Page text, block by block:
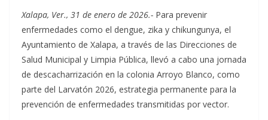
Xalapa, Ver., 31 de enero de 2026.- Para prevenir
enfermedades como el dengue, zika y chikungunya, el
Ayuntamiento de Xalapa, a través de las Direcciones de
Salud Municipal y Limpia Pública, llevó a cabo una jornada
de descacharrización en la colonia Arroyo Blanco, como
parte del Larvatón 2026, estrategia permanente para la
prevención de enfermedades transmitidas por vector.